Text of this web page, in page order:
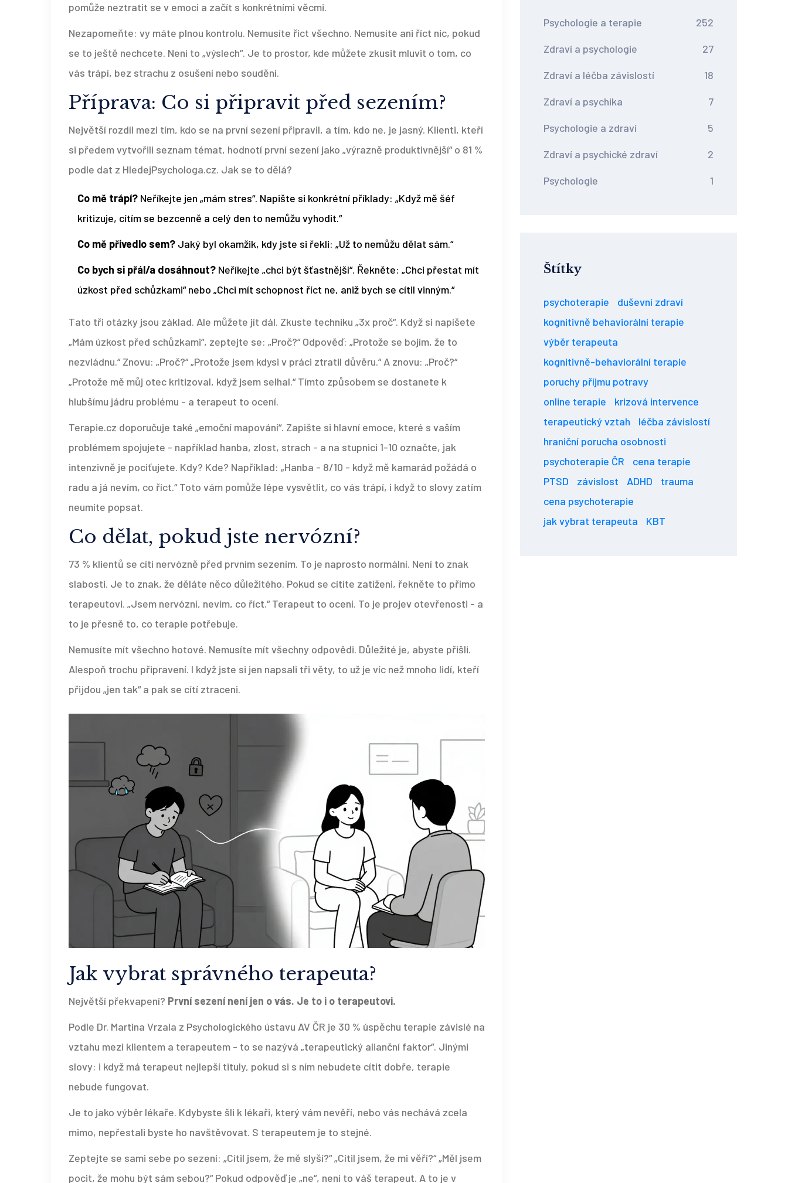
pomůže neztratit se v emoci a začít s konkrétními věcmi.
Nezapomeňte: vy máte plnou kontrolu. Nemusíte říct všechno. Nemusíte ani říct nic, pokud
se to ještě nechcete. Není to „výslech“. Je to prostor, kde můžete zkusit mluvit o tom, co
vás trápí, bez strachu z osušení nebo soudění.
Příprava: Co si připravit před sezením?
Největší rozdíl mezi tím, kdo se na první sezení připravil, a tím, kdo ne, je jasný. Klienti, kteří
si předem vytvořili seznam témat, hodnotí první sezení jako „výrazně produktivnější“ o 81 %
podle dat z HledejPsychologa.cz. Jak se to dělá?
Co mě trápí? Neříkejte jen „mám stres“. Napište si konkrétní příklady: „Když mě šéf
kritizuje, cítím se bezcenně a celý den to nemůžu vyhodit.“
Co mě přivedlo sem? Jaký byl okamžik, kdy jste si řekli: „Už to nemůžu dělat sám.“
Co bych si přál/a dosáhnout? Neříkejte „chci být šťastnější“. Řekněte: „Chci přestat mít
úzkost před schůzkami“ nebo „Chci mít schopnost říct ne, aniž bych se cítil vinným.“
Tato tři otázky jsou základ. Ale můžete jít dál. Zkuste techniku „3x proč“. Když si napíšete
„Mám úzkost před schůzkami“, zeptejte se: „Proč?“ Odpověď: „Protože se bojím, že to
nezvládnu.“ Znovu: „Proč?“ „Protože jsem kdysi v práci ztratil důvěru.“ A znovu: „Proč?“
„Protože mě můj otec kritizoval, když jsem selhal.“ Tímto způsobem se dostanete k
hlubšímu jádru problému - a terapeut to ocení.
Terapie.cz doporučuje také „emoční mapování“. Zapište si hlavní emoce, které s vaším
problémem spojujete - například hanba, zlost, strach - a na stupnici 1-10 označte, jak
intenzivně je pociťujete. Kdy? Kde? Například: „Hanba - 8/10 - když mě kamarád požádá o
radu a já nevím, co říct.“ Toto vám pomůže lépe vysvětlit, co vás trápí, i když to slovy zatím
neumíte popsat.
Co dělat, pokud jste nervózní?
73 % klientů se cítí nervózně před prvním sezením. To je naprosto normální. Není to znak
slabosti. Je to znak, že děláte něco důležitého. Pokud se cítíte zatíženi, řekněte to přímo
terapeutovi. „Jsem nervózní, nevím, co říct.“ Terapeut to ocení. To je projev otevřenosti - a
to je přesně to, co terapie potřebuje.
Nemusíte mít všechno hotové. Nemusíte mít všechny odpovědi. Důležité je, abyste přišli.
Alespoň trochu připravení. I když jste si jen napsali tři věty, to už je víc než mnoho lidí, kteří
přijdou „jen tak“ a pak se cítí ztraceni.
Jak vybrat správného terapeuta?
Největší překvapení? První sezení není jen o vás. Je to i o terapeutovi.
Podle Dr. Martina Vrzala z Psychologického ústavu AV ČR je 30 % úspěchu terapie závislé na
vztahu mezi klientem a terapeutem - to se nazývá „terapeutický alianční faktor“. Jinými
slovy: i když má terapeut nejlepší tituly, pokud si s ním nebudete cítit dobře, terapie
nebude fungovat.
Je to jako výběr lékaře. Kdybyste šli k lékaři, který vám nevěří, nebo vás nechává zcela
mimo, nepřestali byste ho navštěvovat. S terapeutem je to stejné.
Zeptejte se sami sebe po sezení: „Cítil jsem, že mě slyší?“ „Cítil jsem, že mi věří?“ „Měl jsem
pocit, že mohu být sám sebou?“ Pokud odpověď je „ne“, není to váš terapeut. A to je v
Psychologie a terapie 252
Zdraví a psychologie 27
Zdraví a léčba závislostí 18
Zdraví a psychika 7
Psychologie a zdraví 5
Zdraví a psychické zdraví 2
Psychologie 1
Štítky
psychoterapie
duševní zdraví
kognitivně behaviorální terapie
výběr terapeuta
kognitivně-behaviorální terapie
poruchy příjmu potravy
online terapie
krizová intervence
terapeutický vztah
léčba závislostí
hraniční porucha osobnosti
psychoterapie ČR
cena terapie
PTSD
závislost ADHD
trauma
cena psychoterapie
jak vybrat terapeuta
KBT